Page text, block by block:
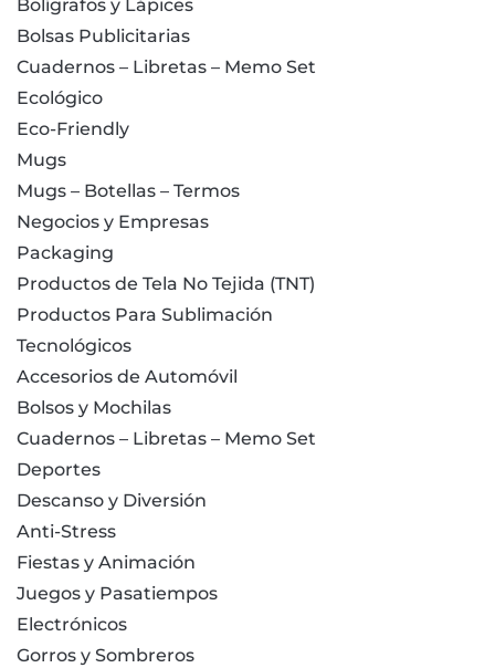
Bolígrafos y Lápices
Bolsas Publicitarias
Cuadernos – Libretas – Memo Set
Ecológico
Eco-Friendly
Mugs
Mugs – Botellas – Termos
Negocios y Empresas
Packaging
Productos de Tela No Tejida (TNT)
Productos Para Sublimación
Tecnológicos
Accesorios de Automóvil
Bolsos y Mochilas
Cuadernos – Libretas – Memo Set
Deportes
Descanso y Diversión
Anti-Stress
Fiestas y Animación
Juegos y Pasatiempos
Electrónicos
Gorros y Sombreros